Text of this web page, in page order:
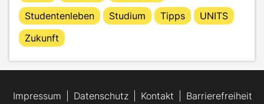
Studentenleben
Studium Tipps
UNITS
Zukunft
Impressum Datenschutz Kontakt Barrierefreiheit